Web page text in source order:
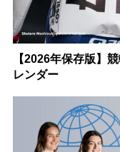
【2026年保存版】
レンダー